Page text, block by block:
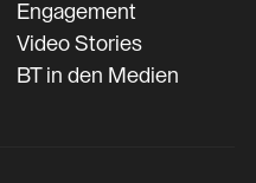
Engagement
Video Stories
BT in den Medien